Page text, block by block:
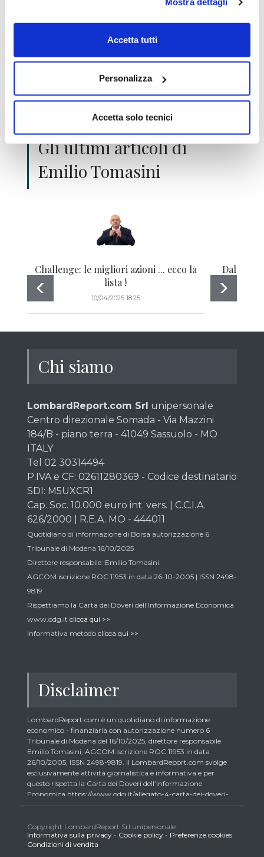
Accetta tutti
Personalizza
Accetta solo tecnici
Gli ultimi articoli di
Emilio Tomasini
Challenge: le migliori azioni ... ecco la
lista !
10/04/2025 18:25
Dalla
Chi siamo
LombardReport.com Srl unipersonale
Centro direzionale Somada - Via Mazzini
184/B - piano terra - 41049 Sassuolo - MO
ITALY
Tel 02 30314494
P.IVA e CF: 02611280369 - Codice destinatario
SDI: M5UXCR1
Cap. Soc. 10.000 euro int. vers. | C.C.I.A.
626/2000 | R.E.A. MO - 444011
Quotidiano di informazione di Borsa autorizzazione 6
Tribunale di Modena 16/10/2025
Direttore responsabile: Emilio Tomasini.
AGCOM iscrizione ROC 11953 in data 26-10-2005 | ISSN 2498-
9819
Rispettiamo la Carta dei Doveri dell’Informazione Economica
www.odg.it clicca qui >>
Informativa metodo clicca qui >>
Disclaimer
LombardReport.com è un quotidiano di informazione
economico - finanziaria con autorizzazione numero 6
Tribunale di Modena del 16/10/2025, direttore responsabile
Emilio Tomasini, AGCOM iscrizione ROC 11953 in data
26/10/2005, ISSN 2498-9819. Il LombardReport.com svolge
esclusivamente attività giornalistica e informativa e per
questo rispetta la Carta dei Doveri dell’Informazione
Economica https://www.odg.it/allegato-4-carta-dei-doveri-
essere consapevoli che i collaboratori di LombardReport.com
iscritti all’Ordine dei Giornalisti non possono detenere i titoli
oggetto dei loro articoli mentre i collaboratori non giornalisti
Copyright LombardReport Srl unipersonale.
Informativa sulla privacy - Cookie policy - Preferenze cookies
Condizioni di vendita